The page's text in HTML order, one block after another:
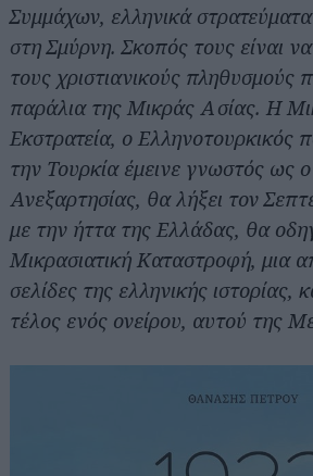
Συμμάχων, ελληνικά
στη Σμύρνη. Σκοπός τους είναι
τους χριστιανικούς πληθυσμούς
παράλια της Μικράς Ασίας. Η
Εκστρατεία, ο Ελληνοτουρκικός
την Τουρκία έμεινε γνωστός ως
Ανεξαρτησίας, θα λήξει τον
με την ήττα της Ελλάδας, θα
Μικρασιατική Καταστροφή, μια
σελίδες της ελληνικής ιστορίας,
τέλος ενός ονείρου, αυτού της